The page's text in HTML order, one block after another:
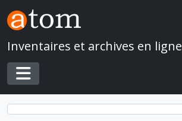
Skip to main content
Inventaires et archives en ligne
Toggle navigation